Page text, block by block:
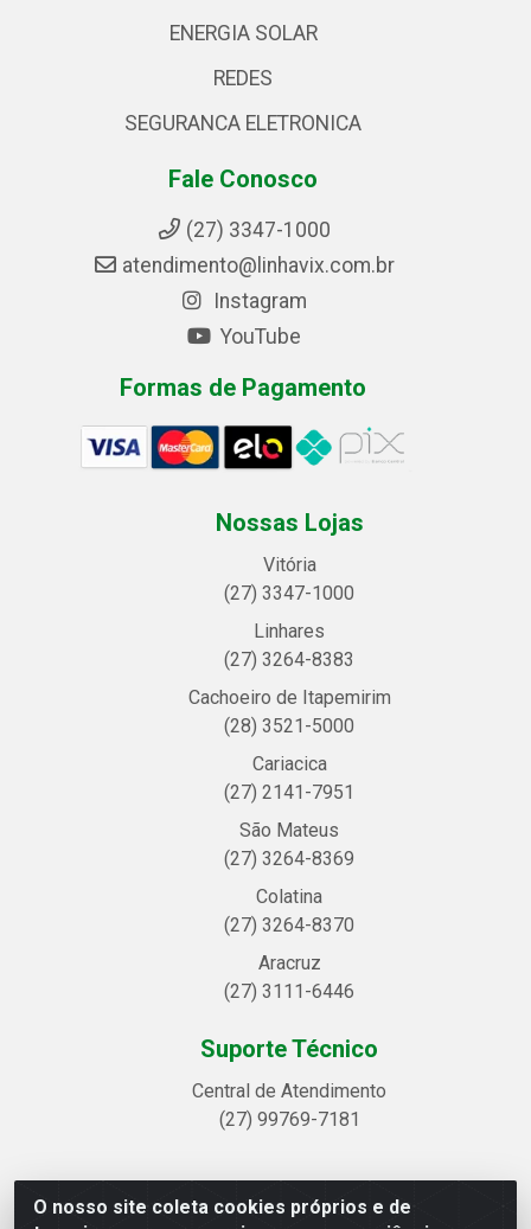
O nosso site coleta cookies próprios e de
ENERGIA SOLAR
REDES
SEGURANCA ELETRONICA
Fale Conosco
(27) 3347-1000
atendimento@linhavix.com.br
Instagram
YouTube
Formas de Pagamento
Nossas Lojas
Vitória
(27) 3347-1000
Linhares
(27) 3264-8383
Cachoeiro de Itapemirim
(28) 3521-5000
Cariacica
(27) 2141-7951
São Mateus
(27) 3264-8369
Colatina
(27) 3264-8370
Aracruz
(27) 3111-6446
Suporte Técnico
Central de Atendimento
(27) 99769-7181
Linhavix Distribuidora LTDA - Avenida Alegre, 2521 -